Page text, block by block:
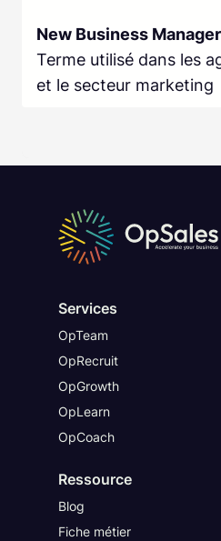
New Business Manager
Terme utilisé dans les
et le secteur marketing
Services
OpTeam
OpRecruit
OpGrowth
OpLearn
OpCoach
Ressource
Blog
Fiche métier